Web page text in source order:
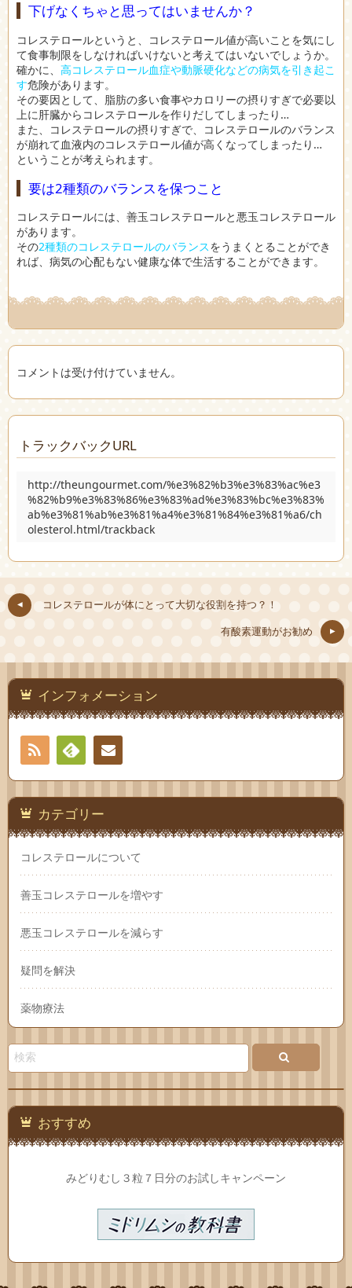
下げなくちゃと思ってはいませんか？
コレステロールというと、コレステロール値が高いことを気にし
て食事制限をしなければいけないと考えてはいないでしょうか。
確かに、 高コレステロール血症や動脈硬化などの病気を引き起こ
す危険があります。
その要因として、脂肪の多い食事やカロリーの摂りすぎで必要以
上に肝臓からコレステロールを作りだしてしまったり…
また、コレステロールの摂りすぎで、コレステロールのバランス
が崩れて血液内のコレステロール値が高くなってしまったり…
ということが考えられます。
要は2種類のバランスを保つこと
コレステロールには、善玉コレステロールと悪玉コレステロール
があります。
その2種類のコレステロールのバランスをうまくとることができ
れば、病気の心配もない健康な体で生活することができます。
コメントは受け付けていません。
トラックバックURL
http://theungourmet.com/%e3%82%b3%e3%83%ac%e3
%82%b9%e3%83%86%e3%83%ad%e3%83%bc%e3%83%
ab%e3%81%ab%e3%81%a4%e3%81%84%e3%81%a6/ch
olesterol.html/trackback
コレステロールが体にとって大切な役割を持つ？！
有酸素運動がお勧め
インフォメーション
RSS
Feedlyお問
い合
わせ
カテゴリー
コレステロールについて
善玉コレステロールを増やす
悪玉コレステロールを減らす
疑問を解決
薬物療法
おすすめ
みどりむし３粒７日分のお試しキャンペーン